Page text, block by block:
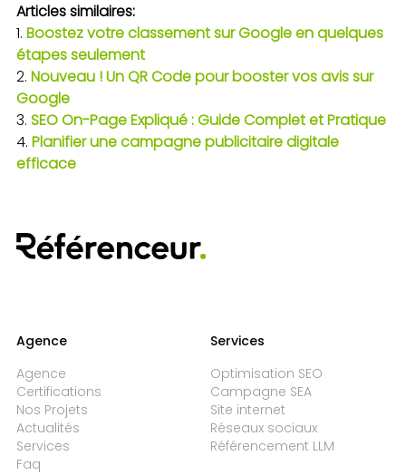
Articles similaires:
Boostez votre classement sur Google en quelques
étapes seulement
Nouveau ! Un QR Code pour booster vos avis sur
Google
SEO On-Page Expliqué : Guide Complet et Pratique
Planifier une campagne publicitaire digitale
efficace
Agence
Agence
Certifications
Nos Projets
Actualités
Services
Faq
Services
Optimisation SEO
Campagne SEA
Site internet
Réseaux sociaux
Référencement LLM